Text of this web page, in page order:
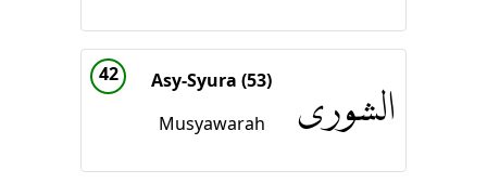
42
Asy-Syura (53)
Musyawarah
الشورى